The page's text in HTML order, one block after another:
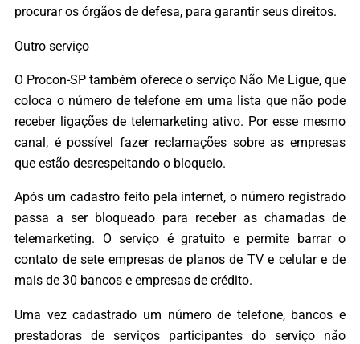
procurar os órgãos de defesa, para garantir seus direitos.
Outro serviço
O Procon-SP também oferece o serviço Não Me Ligue, que
coloca o número de telefone em uma lista que não pode
receber ligações de telemarketing ativo. Por esse mesmo
canal, é possível fazer reclamações sobre as empresas
que estão desrespeitando o bloqueio.
Após um cadastro feito pela internet, o número registrado
passa a ser bloqueado para receber as chamadas de
telemarketing. O serviço é gratuito e permite barrar o
contato de sete empresas de planos de TV e celular e de
mais de 30 bancos e empresas de crédito.
Uma vez cadastrado um número de telefone, bancos e
prestadoras de serviços participantes do serviço não